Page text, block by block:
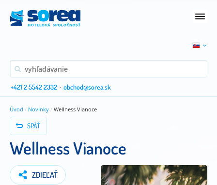
+421 2 5542 2332 · obchod@sorea.sk
Úvod / Novinky / Wellness Vianoce
SPÄŤ
Wellness Vianoce
ZDIEĽAŤ